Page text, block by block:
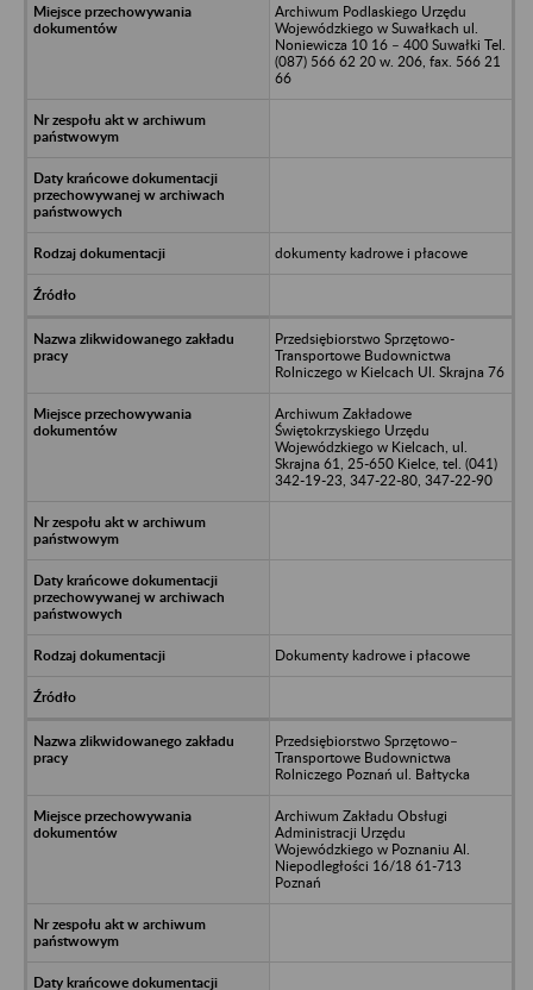
Archiwum Podlaskiego Urzędu
Wojewódzkiego w Suwałkach ul.
Noniewicza 10 16 – 400 Suwałki Tel.
(087) 566 62 20 w. 206, fax. 566 21
66
dokumenty kadrowe i płacowe
Przedsiębiorstwo Sprzętowo-
Transportowe Budownictwa
Rolniczego w Kielcach Ul. Skrajna 76
Archiwum Zakładowe
Świętokrzyskiego Urzędu
Wojewódzkiego w Kielcach, ul.
Skrajna 61, 25-650 Kielce, tel. (041)
342-19-23, 347-22-80, 347-22-90
Dokumenty kadrowe i płacowe
Przedsiębiorstwo Sprzętowo–
Transportowe Budownictwa
Rolniczego Poznań ul. Bałtycka
Archiwum Zakładu Obsługi
Administracji Urzędu
Wojewódzkiego w Poznaniu Al.
Niepodległości 16/18 61-713
Poznań